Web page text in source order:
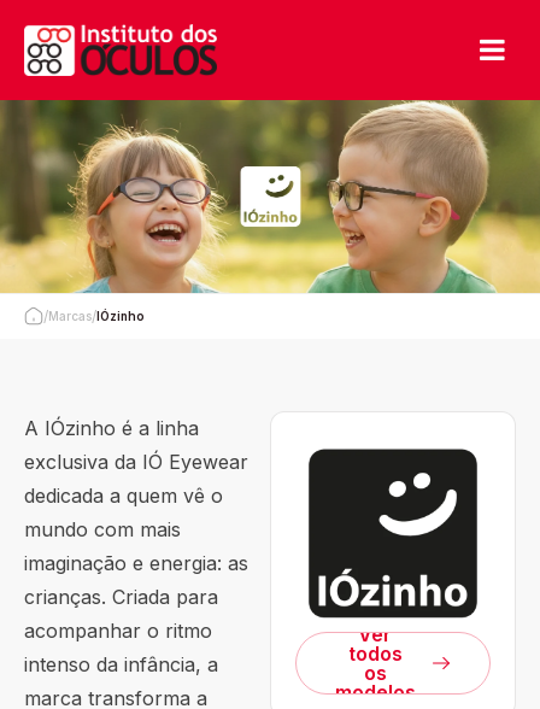
/Marcas/ IÓzinho
A IÓzinho é a linha
exclusiva da IÓ Eyewear
dedicada a quem vê o
mundo com mais
imaginação e energia: as
crianças. Criada para
acompanhar o ritmo
intenso da infância, a
marca transforma a
Ver
todos
os
modelos